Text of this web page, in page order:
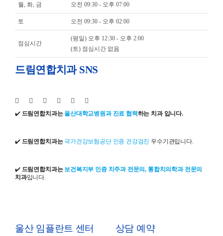
월, 화, 금 오전 09:30 - 오후 07:00
토 오전 09:30 - 오후 02:00
점심시간
(평일) 오후 12:30 - 오후 2:00
(토) 점심시간 없음
드림연합치과 SNS
✔️ 드림연합치과는 울산대학교병원과 진료 협력하는 치과 입니다.
✔️ 드림연합치과는 국가건강보험공단 인증 건강검진 우수기관입니다.
✔️ 드림연합치과는 보건복지부 인증 치주과 전문의, 통합치의학과 전문의
치과입니다.
울산 임플란트 센터 상담 예약